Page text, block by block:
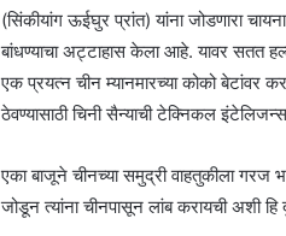
(सिंकीयांग ऊईघुर प्रांत) यांना जोडणारा
बांधण्याचा अट्टाहास केला आहे. यावर सतत
एक प्रयत्न चीन म्यानमारच्या कोको
ठेवण्यासाठी चिनी सैन्याची टेक्निकल
एका बाजूने चीनच्या समुद्री वाहतुकीला गरज
जोडून त्यांना चीनपासून लांब करायची अशी